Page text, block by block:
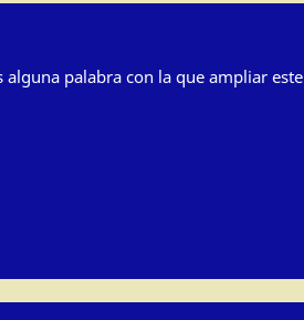
palabra con la que ampliar este